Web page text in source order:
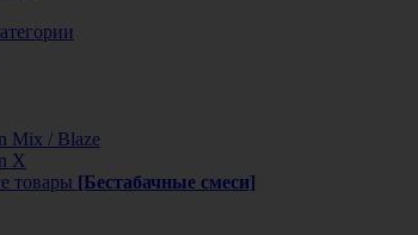
Mix / Blaze
X
товары [Бестабачные смеси]